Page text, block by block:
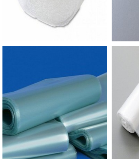
confeccionado de impressos
transparentes ou pigmentados em até
produto já ganhou espaço a muito
indústria, pois poucas embalagens
tanto um produto como o zip. O saco
em solução mais prática e rentável
alimentícia também, isso porque é
possui ótimos resultados. Usar uma
com fecho zip simplifica o
preocupação necessária tanto com
oferecido quanto com o cliente.
SACOS ZIP LOCK
ETIQUETA A Empório do Plástico